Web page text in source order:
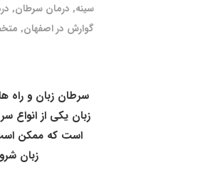
سینه, درمان سرطان,
گوارش در اصفهان,
سرطان زبان و راه
زبان یکی از انواع
است که ممکن
زبان